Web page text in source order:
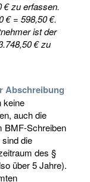
€ zu erfassen.
€ = 598,50 €.
ist der
€ zu
Abschreibung
keine
auch die
BMF-Schreiben
die
des §
über 5 Jahre).